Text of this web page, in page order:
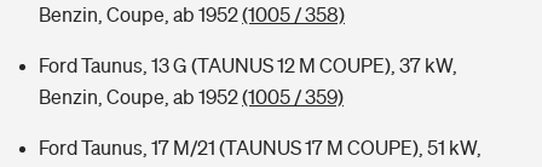
Benzin, Coupe, ab 1952(1005 / 358)
Ford Taunus, 13 G (TAUNUS 12 M COUPE), 37 kW,
Benzin, Coupe, ab 1952(1005 / 359)
Ford Taunus, 17 M/21 (TAUNUS 17 M COUPE), 51 kW,